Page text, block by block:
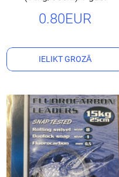
0.80EUR
IELIKT GROZĀ